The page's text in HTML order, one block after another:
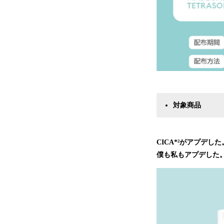
対象商品
CICA*²がアプデした
僕も私もアプデした